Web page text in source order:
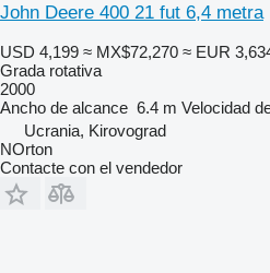
John Deere 400 21 fut 6,4 metra
USD 4,199 ≈ MX$72,270 ≈ EUR
Grada rotativa
2000
Ancho de alcance 6.4 m Velocidad
Ucrania, Kirovograd
NOrton
Contacte con el vendedor